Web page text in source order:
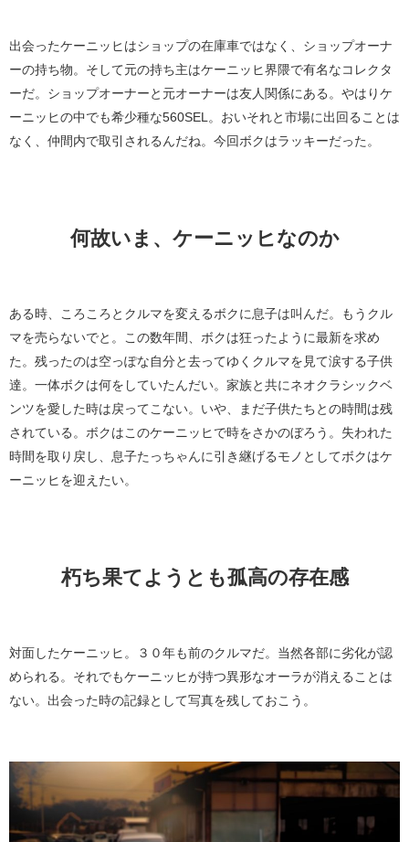
出会ったケーニッヒはショップの在庫車ではなく、ショップオーナ
ーの持ち物。そして元の持ち主はケーニッヒ界隈で有名なコレクタ
ーだ。ショップオーナーと元オーナーは友人関係にある。やはりケ
ーニッヒの中でも希少種な560SEL。おいそれと市場に出回ることは
なく、仲間内で取引されるんだね。今回ボクはラッキーだった。
何故いま、ケーニッヒなのか
ある時、ころころとクルマを変えるボクに息子は叫んだ。もうクル
マを売らないでと。この数年間、ボクは狂ったように最新を求め
た。残ったのは空っぽな自分と去ってゆくクルマを見て涙する子供
達。一体ボクは何をしていたんだい。家族と共にネオクラシックベ
ンツを愛した時は戻ってこない。いや、まだ子供たちとの時間は残
されている。ボクはこのケーニッヒで時をさかのぼろう。失われた
時間を取り戻し、息子たっちゃんに引き継げるモノとしてボクはケ
ーニッヒを迎えたい。
朽ち果てようとも孤高の存在感
対面したケーニッヒ。３０年も前のクルマだ。当然各部に劣化が認
められる。それでもケーニッヒが持つ異形なオーラが消えることは
ない。出会った時の記録として写真を残しておこう。